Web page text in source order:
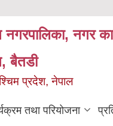
नगरपालिका, नगर
बैतडी
प्रदेश, नेपाल
तथा परियोजना